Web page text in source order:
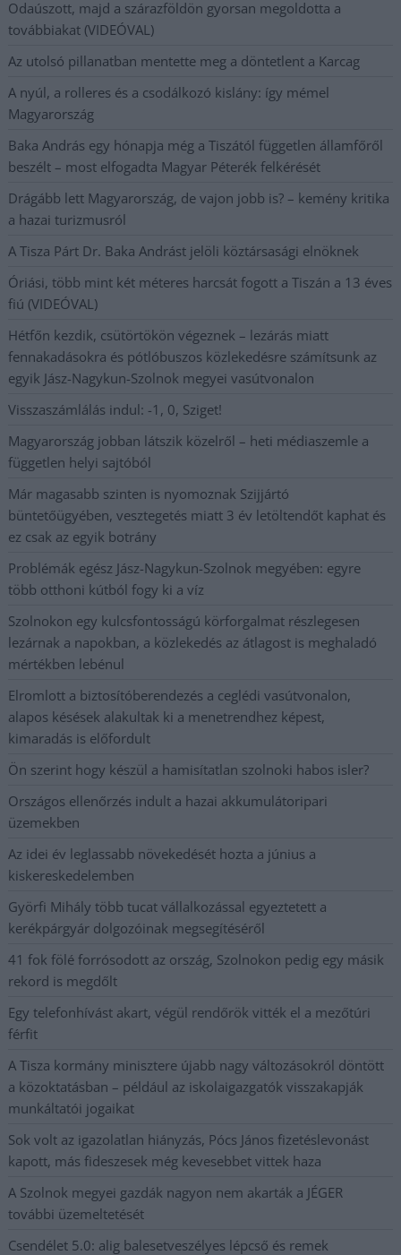
Odaúszott, majd a szárazföldön gyorsan megoldotta a
továbbiakat (VIDEÓVAL)
Az utolsó pillanatban mentette meg a döntetlent a Karcag
A nyúl, a rolleres és a csodálkozó kislány: így mémel
Magyarország
Baka András egy hónapja még a Tiszától független államfőről
beszélt – most elfogadta Magyar Péterék felkérését
Drágább lett Magyarország, de vajon jobb is? – kemény kritika
a hazai turizmusról
A Tisza Párt Dr. Baka Andrást jelöli köztársasági elnöknek
Óriási, több mint két méteres harcsát fogott a Tiszán a 13 éves
fiú (VIDEÓVAL)
Hétfőn kezdik, csütörtökön végeznek – lezárás miatt
fennakadásokra és pótlóbuszos közlekedésre számítsunk az
egyik Jász-Nagykun-Szolnok megyei vasútvonalon
Visszaszámlálás indul: -1, 0, Sziget!
Magyarország jobban látszik közelről – heti médiaszemle a
független helyi sajtóból
Már magasabb szinten is nyomoznak Szijjártó
büntetőügyében, vesztegetés miatt 3 év letöltendőt kaphat és
ez csak az egyik botrány
Problémák egész Jász-Nagykun-Szolnok megyében: egyre
több otthoni kútból fogy ki a víz
Szolnokon egy kulcsfontosságú körforgalmat részlegesen
lezárnak a napokban, a közlekedés az átlagost is meghaladó
mértékben lebénul
Elromlott a biztosítóberendezés a ceglédi vasútvonalon,
alapos késések alakultak ki a menetrendhez képest,
kimaradás is előfordult
Ön szerint hogy készül a hamisítatlan szolnoki habos isler?
Országos ellenőrzés indult a hazai akkumulátoripari
üzemekben
Az idei év leglassabb növekedését hozta a június a
kiskereskedelemben
Györfi Mihály több tucat vállalkozással egyeztetett a
kerékpárgyár dolgozóinak megsegítéséről
41 fok fölé forrósodott az ország, Szolnokon pedig egy másik
rekord is megdőlt
Egy telefonhívást akart, végül rendőrök vitték el a mezőtúri
férfit
A Tisza kormány minisztere újabb nagy változásokról döntött
a közoktatásban – például az iskolaigazgatók visszakapják
munkáltatói jogaikat
Sok volt az igazolatlan hiányzás, Pócs János fizetéslevonást
kapott, más fideszesek még kevesebbet vittek haza
A Szolnok megyei gazdák nagyon nem akarták a JÉGER
további üzemeltetését
Csendélet 5.0: alig balesetveszélyes lépcső és remek